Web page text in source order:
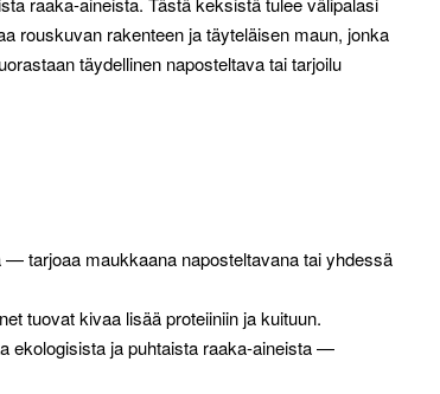
rouskuvan rakenteen ja täyteläisen maun, jonka
täydellinen naposteltava tai tarjoilu
tarjoaa maukkaana naposteltavana tai yhdessä
tuovat kivaa lisää proteiiniin ja kuituun.
ekologisista ja puhtaista raaka-aineista —